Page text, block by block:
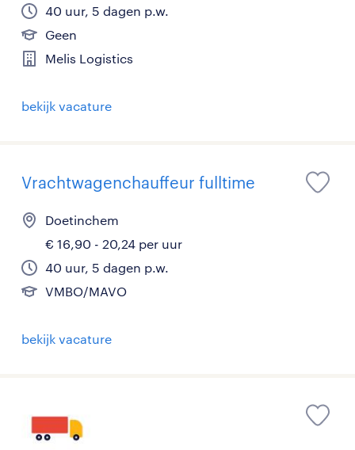
40 uur, 5 dagen p.w.
Geen
Melis Logistics
bekijk vacature
Vrachtwagenchauffeur fulltime
Doetinchem
€ 16,90 - 20,24 per uur
40 uur, 5 dagen p.w.
VMBO/MAVO
bekijk vacature